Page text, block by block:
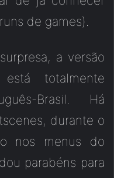
de games).
a versão
totalmente
Brasil. Há
durante o
nos menus do
parabéns para